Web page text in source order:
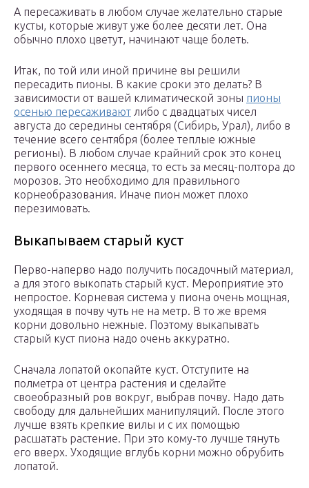
А пересаживать в любом случае желательно старые
кусты, которые живут уже более десяти лет. Она
обычно плохо цветут, начинают чаще болеть.
Итак, по той или иной причине вы решили
пересадить пионы. В какие сроки это делать? В
зависимости от вашей климатической зоны пионы
осенью пересаживают либо с двадцатых чисел
августа до середины сентября (Сибирь, Урал), либо в
течение всего сентября (более теплые южные
регионы). В любом случае крайний срок это конец
первого осеннего месяца, то есть за месяц-полтора до
морозов. Это необходимо для правильного
корнеобразования. Иначе пион может плохо
перезимовать.
Выкапываем старый куст
Перво-наперво надо получить посадочный материал,
а для этого выкопать старый куст. Мероприятие это
непростое. Корневая система у пиона очень мощная,
уходящая в почву чуть не на метр. В то же время
корни довольно нежные. Поэтому выкапывать
старый куст пиона надо очень аккуратно.
Сначала лопатой окопайте куст. Отступите на
полметра от центра растения и сделайте
своеобразный ров вокруг, выбрав почву. Надо дать
свободу для дальнейших манипуляций. После этого
лучше взять крепкие вилы и с их помощью
расшатать растение. При это кому-то лучше тянуть
его вверх. Уходящие вглубь корни можно обрубить
лопатой.